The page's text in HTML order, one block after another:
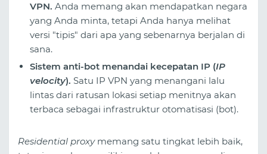
VPN. Anda memang akan mendapatkan negara
yang Anda minta, tetapi Anda hanya melihat
versi "tipis" dari apa yang sebenarnya berjalan di
sana.
Sistem anti-bot menandai kecepatan IP (IP
velocity). Satu IP VPN yang menangani lalu
lintas dari ratusan lokasi setiap menitnya akan
terbaca sebagai infrastruktur otomatisasi (bot).
Residential proxymemang satu tingkat lebih baik,